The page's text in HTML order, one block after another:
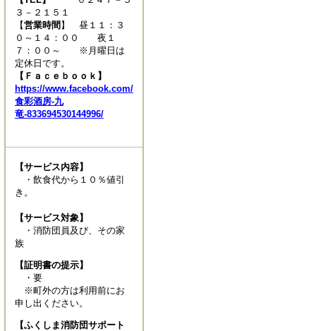
３－２１５１
【営業時間 】 昼１１：３
０～１４：００ 夜１
７：００～ ※月曜日は
定休日です。
【Ｆａｃｅｂｏｏｋ】
https://www.facebook.com/
食彩酒房-九
竜-833694530144996/
【サービス内容】
・飲食代から１０％値引
き。
【サービス対象】
・消防団員及び、その家
族
【証明書の提示】
・要
※町外の方は利用前にお
申し出ください。
【ふくしま消防団サポート